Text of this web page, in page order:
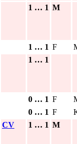
1 … 1 M
1 … 1 F
1 … 1
0 … 1 F
0 … 1 F
CV 1 … 1 M